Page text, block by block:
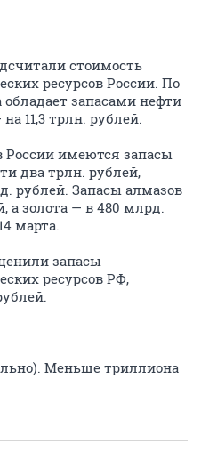
стоимость
ресурсов России. По
запасами нефти
11,3 трлн. рублей.
имеются запасы
два трлн. рублей,
рублей. Запасы алмазов
а золота — в 480 млрд.
марта.
запасы
ресурсов РФ,
Меньше триллиона